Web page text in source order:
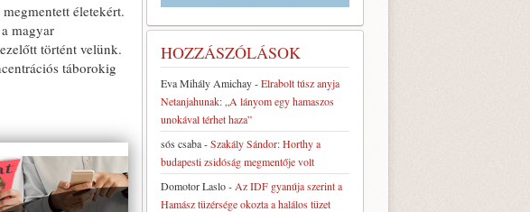
életekért.
magyar
történt velünk.
táborokig
HOZZÁSZÓLÁSOK
Eva Mihály Amichay-Elrabolt túsz anyja
Netanjahunak: „A lányom egy hamaszos
unokával térhet haza”
sós csaba-Szakály Sándor: Horthy a
budapesti zsidóság megmentője volt
Domotor Laslo- Az IDF gyanúja szerint a
Hamász tüzérsége okozta a halálos tüzet